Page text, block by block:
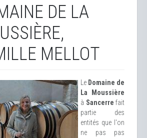
DE LA
MELLOT
Le Domaine de
La Moussière
à Sancerre fait
partie des
entités que l'on
ne pas pas